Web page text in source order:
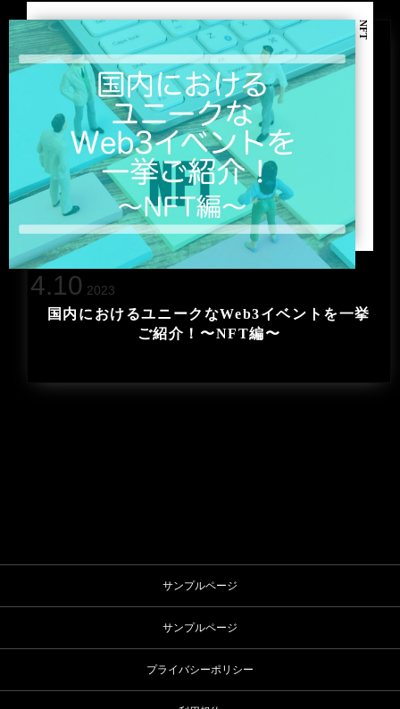
NFT
国内におけるユニークなWeb3イベントを一挙
ご紹介！〜NFT編〜
4.10 2023
サンプルページ
サンプルページ
プライバシーポリシー